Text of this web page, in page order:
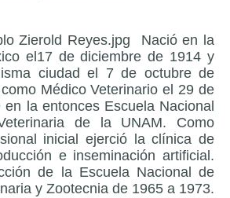
Zierold Reyes.jpg Nació en la
el17 de diciembre de 1914 y
ciudad el 7 de octubre de
Médico Veterinario el 29 de
la entonces Escuela Nacional
de la UNAM. Como
inicial ejerció la clínica de
e inseminación artificial.
de la Escuela Nacional de
y Zootecnia de 1965 a 1973.